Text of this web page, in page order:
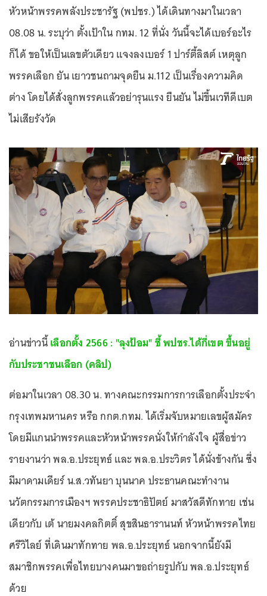
หัวหน้าพรรคพลังประชารัฐ (พปชร.) ได้เดินทางมาในเวลา
08.08 น. ระบุว่า ตั้งเป้าใน กทม. 12 ที่นั่ง วันนี้จะได้เบอร์อะไร
ก็ได้ ขอให้เป็นเลขตัวเดียว แจงลงเบอร์ 1 ปาร์ตี้ลิสต์ เหตุลูก
พรรคเลือก ยัน เยาวชนถามจุดยืน ม.112 เป็นเรื่องความคิด
ต่าง โดยได้สั่งลูกพรรคแล้วอย่ารุนแรง ยืนยัน ไม่ขึ้นเวทีดีเบต
ไม่เสียรังวัด
อ่านข่าวนี้เลือกตั้ง 2566 : "ลุงป้อม" ชี้ พปชร.ได้กี่เขต ขึ้นอยู่
กับประชาชนเลือก (คลิป)
ต่อมาในเวลา 08.30 น. ทางคณะกรรมการการเลือกตั้งประจำ
กรุงเทพมหานคร หรือ กกต.กทม. ได้เริ่มจับหมายเลขผู้สมัคร
โดยมีแกนนำพรรคและหัวหน้าพรรคนั่งให้กำลังใจ ผู้สื่อข่าว
รายงานว่า พล.อ.ประยุทธ์ และ พล.อ.ประวิตร ได้นั่งข้างกัน ซึ่ง
มีมาดามเดียร์ น.ส.วทันยา บุนนาค ประธานคณะทำงาน
นวัตกรรมการเมืองฯ พรรคประชาธิปัตย์ มาสวัสดีทักทาย เช่น
เดียวกับ เต้ นายมงคลกิตติ์ สุขสินธารานนท์ หัวหน้าพรรคไทย
ศรีวิไลย์ ที่เดินมาทักทาย พล.อ.ประยุทธ์ นอกจากนี้ยังมี
สมาชิกพรรคเพื่อไทยบางคนมาขอถ่ายรูปกับ พล.อ.ประยุทธ์
ด้วย